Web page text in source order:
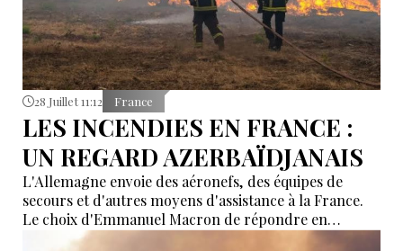
28 Juillet 11:12 France
LES INCENDIES EN FRANCE :
UN REGARD AZERBAÏDJANAIS
L'Allemagne envoie des aéronefs, des équipes de
secours et d'autres moyens d'assistance à la France.
Le choix d'Emmanuel Macron de répondre en
allemand a eu une portée symbolique.